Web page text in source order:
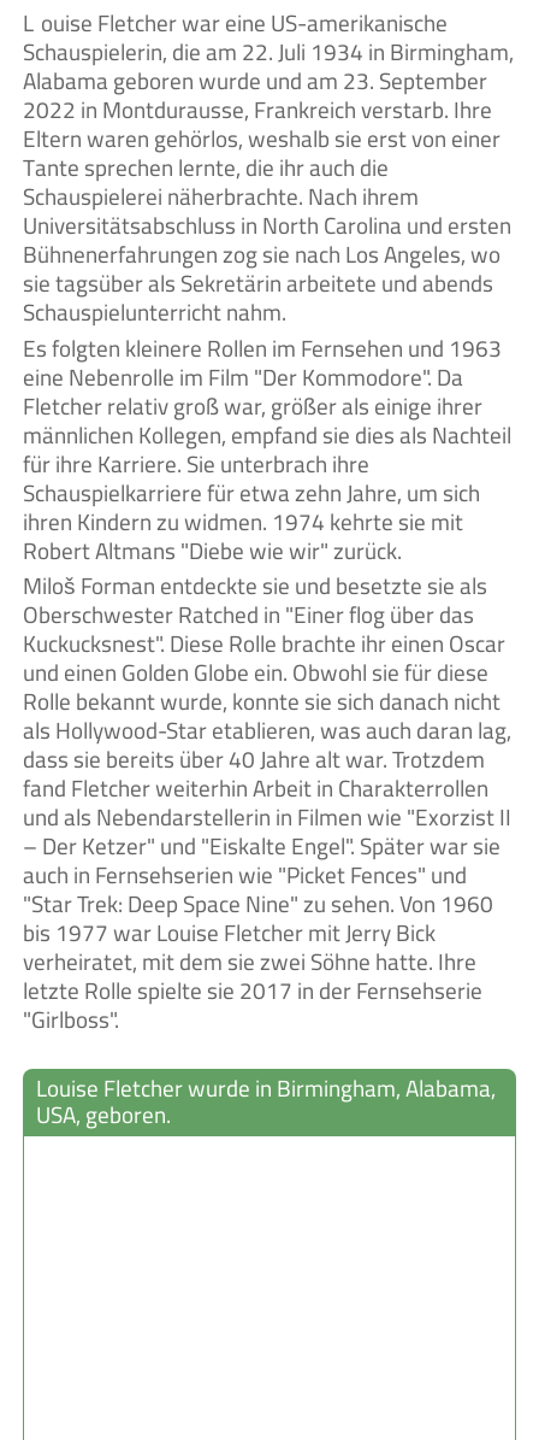
Louise Fletcher war eine US-amerikanische
Schauspielerin, die am 22. Juli 1934 in Birmingham,
Alabama geboren wurde und am 23. September
2022 in Montdurausse, Frankreich verstarb. Ihre
Eltern waren gehörlos, weshalb sie erst von einer
Tante sprechen lernte, die ihr auch die
Schauspielerei näherbrachte. Nach ihrem
Universitätsabschluss in North Carolina und ersten
Bühnenerfahrungen zog sie nach Los Angeles, wo
sie tagsüber als Sekretärin arbeitete und abends
Schauspielunterricht nahm.
Es folgten kleinere Rollen im Fernsehen und 1963
eine Nebenrolle im Film "Der Kommodore". Da
Fletcher relativ groß war, größer als einige ihrer
männlichen Kollegen, empfand sie dies als Nachteil
für ihre Karriere. Sie unterbrach ihre
Schauspielkarriere für etwa zehn Jahre, um sich
ihren Kindern zu widmen. 1974 kehrte sie mit
Robert Altmans "Diebe wie wir" zurück.
Miloš Forman entdeckte sie und besetzte sie als
Oberschwester Ratched in "Einer flog über das
Kuckucksnest". Diese Rolle brachte ihr einen Oscar
und einen Golden Globe ein. Obwohl sie für diese
Rolle bekannt wurde, konnte sie sich danach nicht
als Hollywood-Star etablieren, was auch daran lag,
dass sie bereits über 40 Jahre alt war. Trotzdem
fand Fletcher weiterhin Arbeit in Charakterrollen
und als Nebendarstellerin in Filmen wie "Exorzist II
– Der Ketzer" und "Eiskalte Engel". Später war sie
auch in Fernsehserien wie "Picket Fences" und
"Star Trek: Deep Space Nine" zu sehen. Von 1960
bis 1977 war Louise Fletcher mit Jerry Bick
verheiratet, mit dem sie zwei Söhne hatte. Ihre
letzte Rolle spielte sie 2017 in der Fernsehserie
"Girlboss".
Louise Fletcher wurde in Birmingham, Alabama,
USA, geboren.